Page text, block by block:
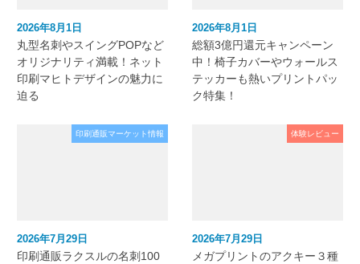
2026年8月1日
丸型名刺やスイングPOPなど
オリジナリティ満載！ネット
印刷マヒトデザインの魅力に
迫る
2026年8月1日
総額3億円還元キャンペーン
中！椅子カバーやウォールス
テッカーも熱いプリントパッ
ク特集！
印刷通販マーケット情報
2026年7月29日
印刷通販ラクスルの名刺100
体験レビュー
2026年7月29日
メガプリントのアクキー３種